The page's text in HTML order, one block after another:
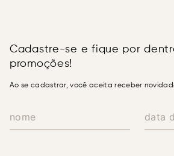
Cadastre-se e fique por
promoções!
Ao se cadastrar, você aceita receber